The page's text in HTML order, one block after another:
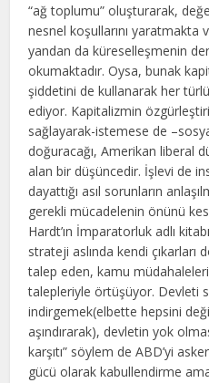
“ağ toplumu” oluşturarak, değer
nesnel koşullarını yaratmakta
yandan da küreselleşmenin
okumaktadır. Oysa, bunak
şiddetini de kullanarak her
ediyor. Kapitalizmin
sağlayarak-istemese de
doğuracağı, Amerikan liberal
alan bir düşüncedir. İşlevi de
dayattığı asıl sorunların
gerekli mücadelenin önünü
Hardt’ın İmparatorluk adlı
strateji aslında kendi
talep eden, kamu
talepleriyle örtüşüyor. Devleti
indirgemek(elbette hepsini
aşındırarak), devletin yok
karşıtı” söylem de ABD’yi
gücü olarak kabullendirme